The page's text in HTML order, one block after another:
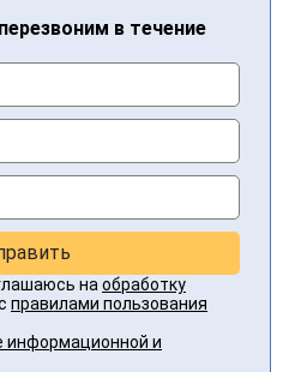
в течение
на обработку
правилами пользования
информационной и